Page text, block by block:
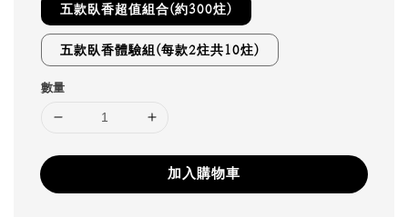
五款臥香超值組合(約300炷)
五款臥香體驗組(每款2炷共10炷)
數量
加入購物車